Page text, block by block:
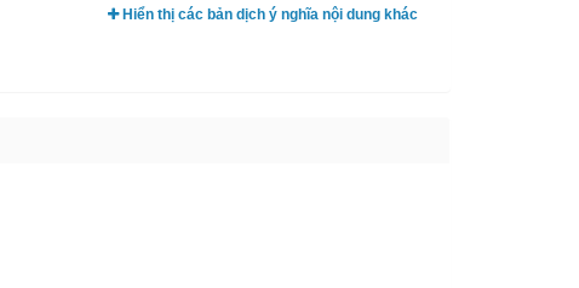
Hiển thị các bản dịch ý nghĩa nội dung khác